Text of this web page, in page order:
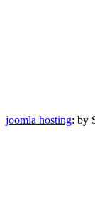
joomla hosting: by